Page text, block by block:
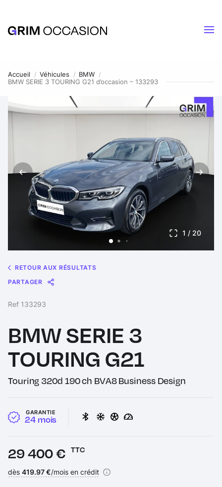
Accueil Véhicules
BMW
BMW SERIE 3 TOURING G21 d’occasion – 133293
1 / 20
RETOUR AUX RÉSULTATS
PARTAGER
Message
Messenger
Link
Ref 133293
BMW SERIE 3
TOURING G21
Touring 320d 190 ch BVA8 Business Design
GARANTIE
24 mois
Prix :
29 400 € TTC
Financement :
dès 419.97 €/mois en crédit